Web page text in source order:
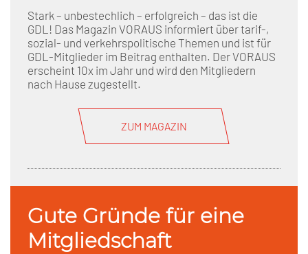
Stark – unbestechlich – erfolgreich – das ist die
GDL! Das Magazin VORAUS informiert über tarif-,
sozial- und verkehrspolitische Themen und ist für
GDL-Mitglieder im Beitrag enthalten. Der VORAUS
erscheint 10x im Jahr und wird den Mitgliedern
nach Hause zugestellt.
ZUM MAGAZIN
Gute Gründe für eine
Mitgliedschaft